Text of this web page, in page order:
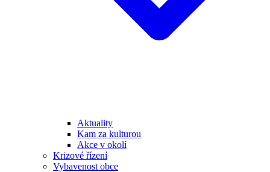
Aktuality
Kam za kulturou
Akce v okolí
Krizové řízení
Vybavenost obce